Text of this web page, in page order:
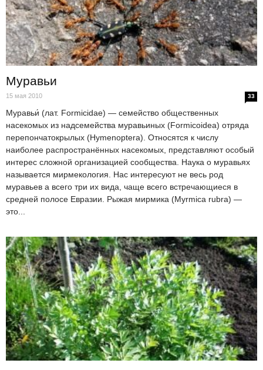
Муравьи
15 мая 2010 33
Муравьи́ (лат. Formicidae) — семейство общественных
насекомых из надсемейства муравьиных (Formicoidea) отряда
перепончатокрылых (Hymenoptera). Относятся к числу
наиболее распространённых насекомых, представляют особый
интерес сложной организацией сообщества. Наука о муравьях
называется мирмекология. Нас интересуют не весь род
муравьев а всего три их вида, чаще всего встречающиеся в
средней полосе Евразии. Рыжая мирмика (Myrmica rubra) —
это...